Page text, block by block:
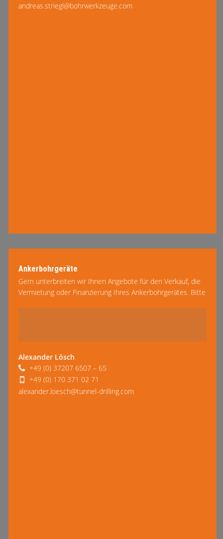
andreas.striegl@bohrwerkzeuge.com
Ankerbohrgeräte
Gern unterbreiten wir Ihnen Angebote für den Verkauf, die
Vermietung oder Finanzierung Ihres Ankerbohrgerätes. Bitte
mehr lesen
Alexander Lösch
+49 (0) 37207 6507 – 65
+49 (0) 170 371 02 71
alexander.loesch@tunnel-drilling.com